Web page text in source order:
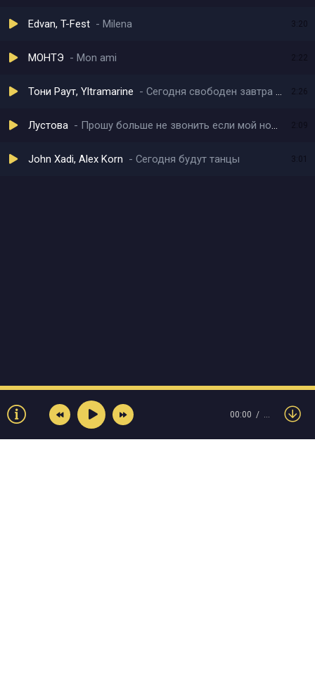
Edvan, T-Fest Milena 3:20
МОНТЭ Mon ami
Тони Раут, Yltramarine Сегодня свободен завтра я занят 2:26
Лустова Прошу больше не звонить если мой номер занят
John Xadi, Alex Korn Сегодня будут танцы 3:01
00:00 …